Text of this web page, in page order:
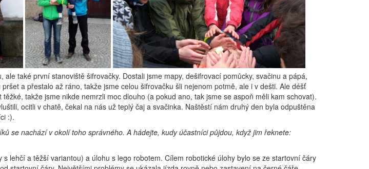
také první stanoviště šifrovačky. Dostali jsme mapy, dešifrovací pomůcky, svačinu a pápá,
a přestalo až ráno, takže jsme celou šifrovačku šli nejenom potmě, ale i v dešti. Ale déšť
takže jsme nikde nemrzli moc dlouho (a pokud ano, tak jsme se aspoň měli kam schovat).
ocitli v chatě, čekal na nás už teplý čaj a svačinka. Naštěstí nám druhý den byla odpuštěna
:).
se nachází v okolí toho správného. A hádejte, kudy účastníci půjdou, když jim řeknete:
lehčí a těžší variantou) a úlohu s lego robotem. Cílem robotické úlohy bylo se ze startovní čáry